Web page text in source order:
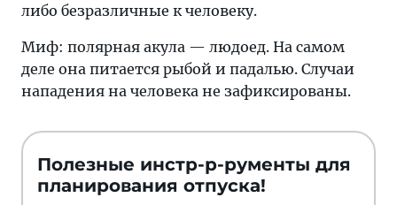
либо безразличные к человеку.
Миф: полярная акула — людоед. На самом
деле она питается рыбой и падалью. Случаи
нападения на человека не зафиксированы.
Полезные инстр-р-рументы для
планирования отпуска!